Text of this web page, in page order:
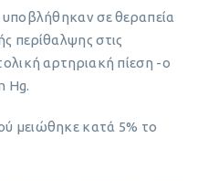
υποβλήθηκαν σε θεραπεία
περίθαλψης στις
αρτηριακή πίεση -ο
Hg.
μειώθηκε κατά 5% το